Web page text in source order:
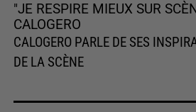
"JE RESPIRE MIEUX SUR
CALOGERO
CALOGERO PARLE DE SES
DE LA SCÈNE